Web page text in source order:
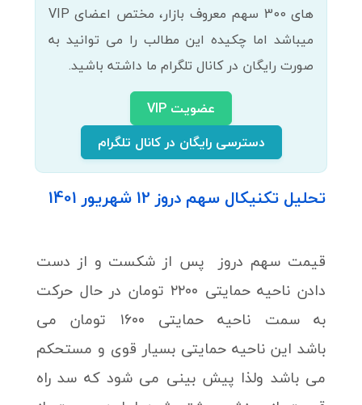
های 300 سهم معروف بازار، مختص اعضای VIP
میباشد اما چکیده این مطالب را می توانید به
صورت رایگان در کانال تلگرام ما داشته باشید.
عضویت VIP
دسترسی رایگان در کانال تلگرام
تحلیل تکنیکال سهم دروز 12 شهریور 1401
قیمت سهم دروز پس از شکست و از دست
دادن ناحیه حمایتی ۲۲۰۰ تومان در حال حرکت
به سمت ناحیه حمایتی ۱۶۰۰ تومان می
باشد این ناحیه حمایتی بسیار قوی و مستحکم
می باشد ولذا پیش بینی می شود که سد راه